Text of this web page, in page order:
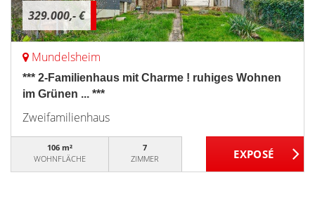
329.000,- €
Mundelsheim
*** 2-Familienhaus mit Charme ! ruhiges Wohnen
im Grünen ... ***
Zweifamilienhaus
106 m²
WOHNFLÄCHE
7
ZIMMER